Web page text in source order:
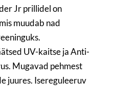
Jr prillidel on
muudab nad
UV-kaitse ja Anti-
Mugavad pehmest
juures. Isereguleeruv